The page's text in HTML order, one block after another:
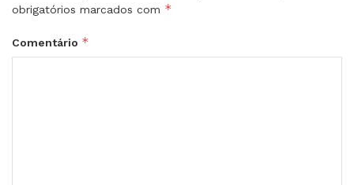
obrigatórios marcados com *
Comentário *